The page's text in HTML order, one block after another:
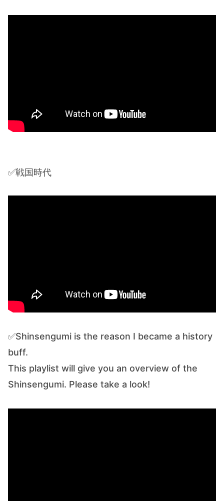
✅戦国時代
✅Shinsengumi is the reason I became a history
buff.
This playlist will give you an overview of the
Shinsengumi. Please take a look!